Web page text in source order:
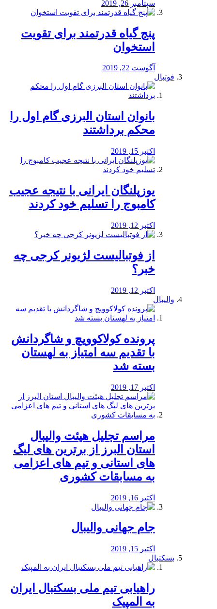
سپتامبر 26, 2019
پنج گیاه قدرتمند برای تقویت
استخوان
آگوست 22, 2019
فوتبال
بانوان استان البرزی گام اول را
محكم برداشتند
اکتبر 15, 2019
یوزپلنگان ایرانی با نتیجه عجیب
کامبوج را تسلیم خود کردند
اکتبر 12, 2019
از فوتبالیست لژیونر کرجی چه
خبر؟
اکتبر 12, 2019
والیبال
پرونده کولاکوویچ و شاگردانش
با تقدیم سه امتیاز به لهستان
بسته شد
اکتبر 17, 2019
مراسم تجلیل هیئت والیبال
استان البرز از برترین های لیگ
های استانی و تیم های اعزامی
به مسابقات کشوری
اکتبر 16, 2019
جام جهانی والیبال
اکتبر 15, 2019
بسکتبال
راهیابی تیم ملی بسکتبال ایران
به المپیک